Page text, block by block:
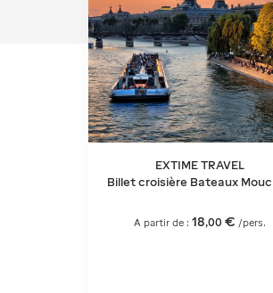
EXTIME TRAVEL
Billet croisière Bateaux
A partir de :18,00 € /pers.